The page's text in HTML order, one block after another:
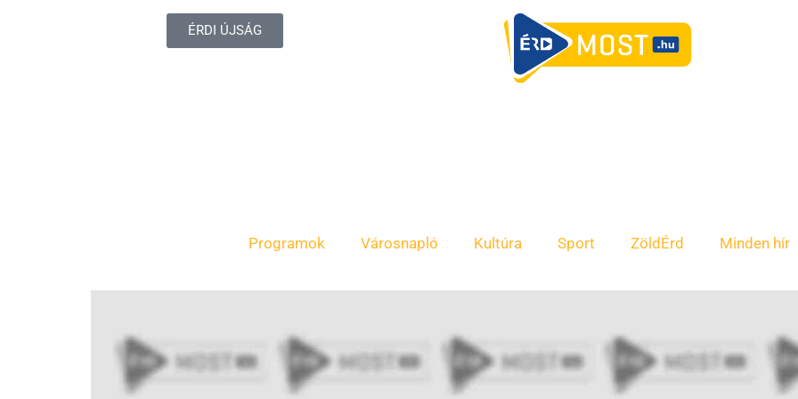
ÉRDI ÚJSÁG
Programok Városnapló Kultúra Sport ZöldÉrd Minden hír